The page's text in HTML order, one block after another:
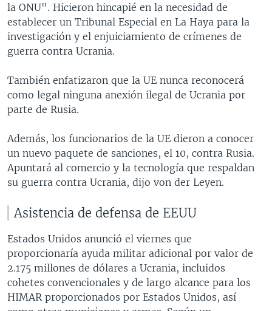
la ONU". Hicieron hincapié en la necesidad de
establecer un Tribunal Especial en La Haya para la
investigación y el enjuiciamiento de crímenes de
guerra contra Ucrania.
También enfatizaron que la UE nunca reconocerá
como legal ninguna anexión ilegal de Ucrania por
parte de Rusia.
Además, los funcionarios de la UE dieron a conocer
un nuevo paquete de sanciones, el 10, contra Rusia.
Apuntará al comercio y la tecnología que respaldan
su guerra contra Ucrania, dijo von der Leyen.
Asistencia de defensa de EEUU
Estados Unidos anunció el viernes que
proporcionaría ayuda militar adicional por valor de
2.175 millones de dólares a Ucrania, incluidos
cohetes convencionales y de largo alcance para los
HIMAR proporcionados por Estados Unidos, así